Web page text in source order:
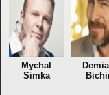
Mychal
Simka